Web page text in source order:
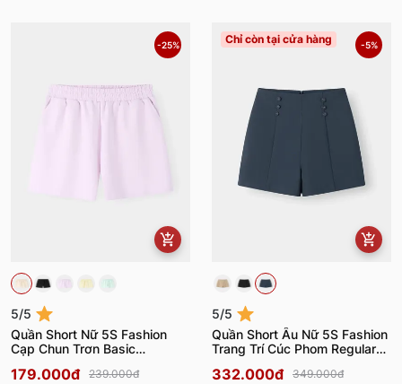
-25%
5/5
Quần Short Nữ 5S Fashion
Cạp Chun Trơn Basic
179.000đ
239.000đ
Chỉ còn tại cửa hàng -5%
5/5
Quần Short Âu Nữ 5S Fashion
Trang Trí Cúc Phom Regular
332.000đ
349.000đ